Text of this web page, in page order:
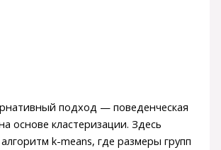
подход — поведенческая
основе кластеризации. Здесь
алгоритм k-means, где размеры групп